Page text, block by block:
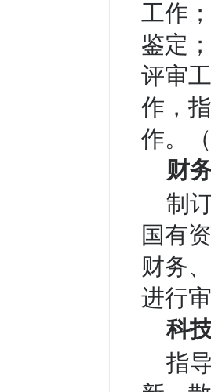
工作
鉴定
评审
作，
作。
财
制
国有
财务
进行
科
指